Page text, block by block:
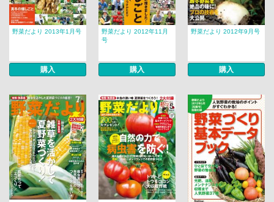
野菜だより 2013年1月号
購入
野菜だより 2012年11月
号
購入
野菜だより 2012年9月号
購入